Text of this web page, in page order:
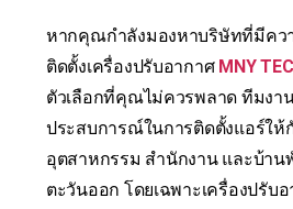
หากคุณกำลังมองหาบริษัทที่มีคว
ติดตั้งเครื่องปรับอากาศ MNY
ตัวเลือกที่คุณไม่ควรพลาด ทีมงา
ประสบการณ์ในการติดตั้งแอร์ให้
อุตสาหกรรม สำนักงาน และบ้าน
ตะวันออก โดยเฉพาะเครื่องปรับ